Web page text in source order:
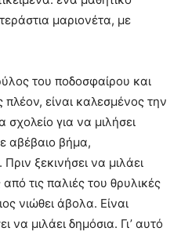
μαριονέτα, με
του ποδοσφαίρου και
είναι καλεσμένος την
για να μιλήσει
αβέβαιο βήμα,
ξεκινήσει να μιλάει
τις παλιές του θρυλικές
νιώθει άβολα. Είναι
να μιλάει δημόσια. Γι’ αυτό